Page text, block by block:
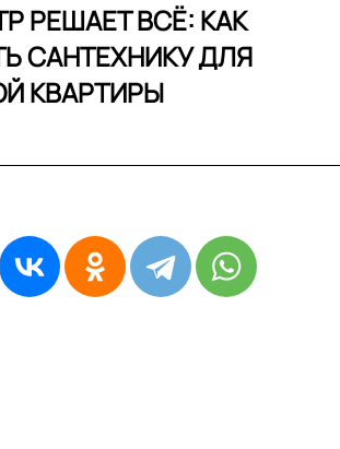
РЕШАЕТ ВСЁ: КАК
САНТЕХНИКУ ДЛЯ
КВАРТИРЫ